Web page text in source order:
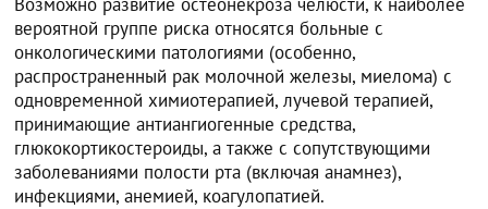
вероятной группе риска относятся больные с
онкологическими патологиями (особенно,
распространенный рак молочной железы, миелома) с
одновременной химиотерапией, лучевой терапией,
принимающие антиангиогенные средства,
глюкокортикостероиды, а также с сопутствующими
заболеваниями полости рта (включая анамнез),
инфекциями, анемией, коагулопатией.